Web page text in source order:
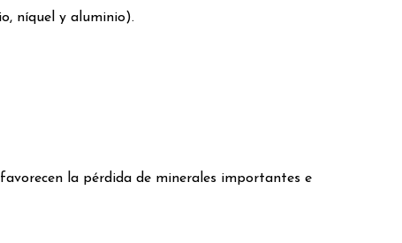
níquel y aluminio).
la pérdida de minerales importantes e